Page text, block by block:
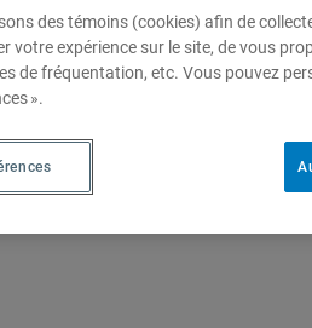
des témoins (cookies) afin de
votre expérience sur le site, de vous
de fréquentation, etc. Vous pouvez
».